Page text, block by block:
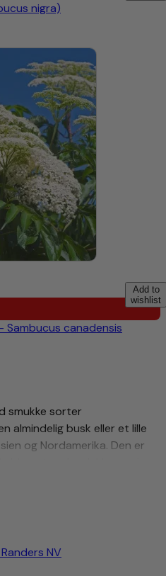
nigra)
Add to
wishlist
Sambucus canadensis
smukke sorter
almindelig busk eller et lille
og Nordamerika. Den er
bær, der modner i
til at lave syltetøj,
NV